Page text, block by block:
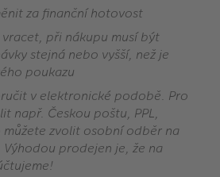
za finanční hotovost
při nákupu musí být
stejná nebo vyšší, než je
poukazu
v elektronické podobě. Pro
např. Českou poštu, PPL,
zvolit osobní odběr na
Výhodou prodejen je, že na